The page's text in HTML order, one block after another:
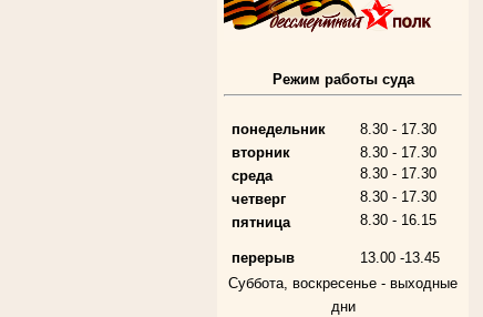
Алферьев Сергей Григорьевич
Участник Великой Отечественной войны
народного суда
в период с 1954 по 1982 гг.
Режим работы суда
понедельник
8.30 - 17.30
вторник
8.30 - 17.30
среда
8.30 - 17.30
четверг
8.30 - 17.30
пятница
8.30 - 16.15
перерыв
13.00 -13.45
Суббота, воскресенье - выходные
дни